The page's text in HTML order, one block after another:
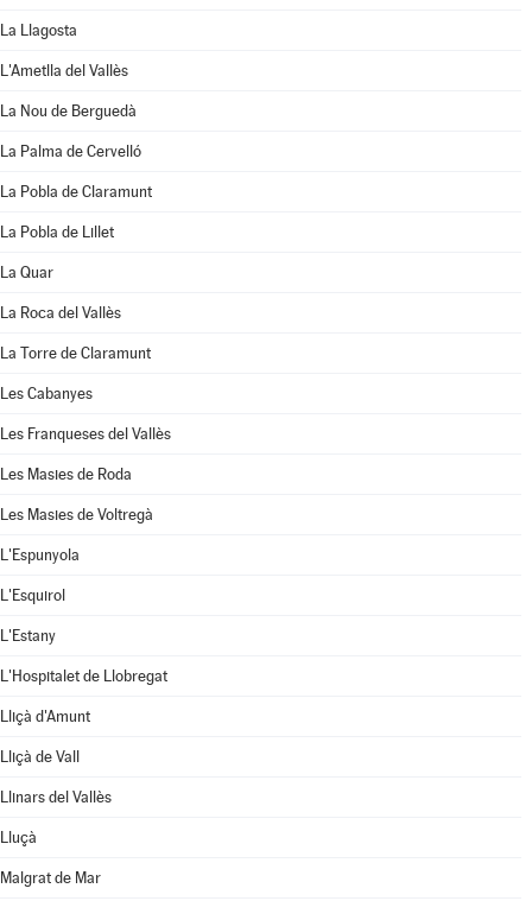
La Llagosta
L'Ametlla del Vallès
La Nou de Berguedà
La Palma de Cervelló
La Pobla de Claramunt
La Pobla de Lillet
La Quar
La Roca del Vallès
La Torre de Claramunt
Les Cabanyes
Les Franqueses del Vallès
Les Masies de Roda
Les Masies de Voltregà
L'Espunyola
L'Esquirol
L'Estany
L'Hospitalet de Llobregat
Lliçà d'Amunt
Lliçà de Vall
Llinars del Vallès
Lluçà
Malgrat de Mar